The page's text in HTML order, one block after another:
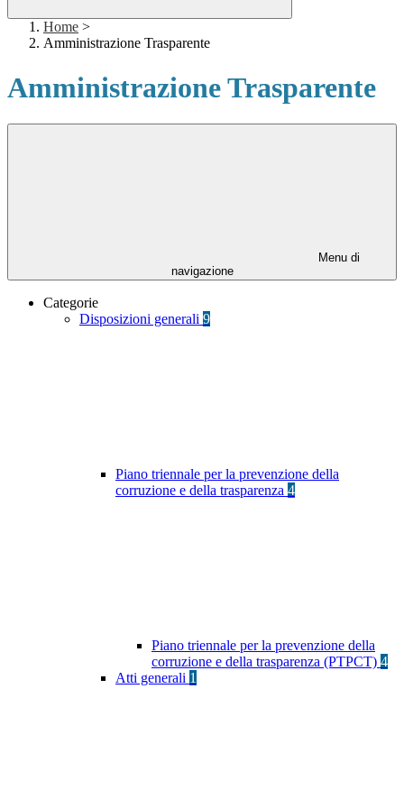
Home >
Amministrazione Trasparente
Amministrazione Trasparente
Menu di
navigazione
Categorie
Disposizioni generali 9
Piano triennale per la prevenzione della
corruzione e della trasparenza 4
Piano triennale per la prevenzione della
corruzione e della trasparenza (PTPCT) 4
Atti generali 1